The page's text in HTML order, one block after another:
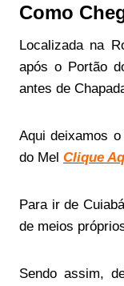
Como
Localizada na
após o Portão
antes de
Aqui deixamos
do Mel Clique
Para ir de
de meios
Sendo assim,